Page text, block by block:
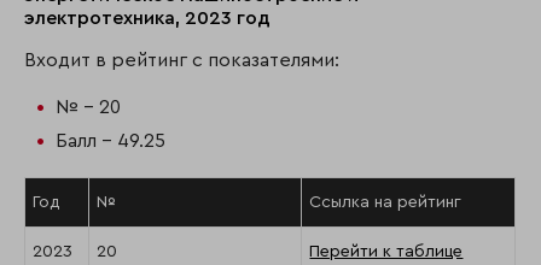
электротехника, 2023 год
Входит в рейтинг с показателями:
№ - 20
Балл - 49.25
Год № Ссылка на рейтинг
2023 20 Перейти к таблице